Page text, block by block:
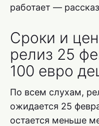
работает —
Сроки и
релиз 25
100 евро
По всем слухам,
ожидается 25
остается меньше